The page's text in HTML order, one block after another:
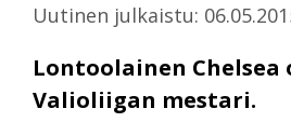
Uutinen julkaistu:
Lontoolainen Chelsea
Valioliigan mestari.